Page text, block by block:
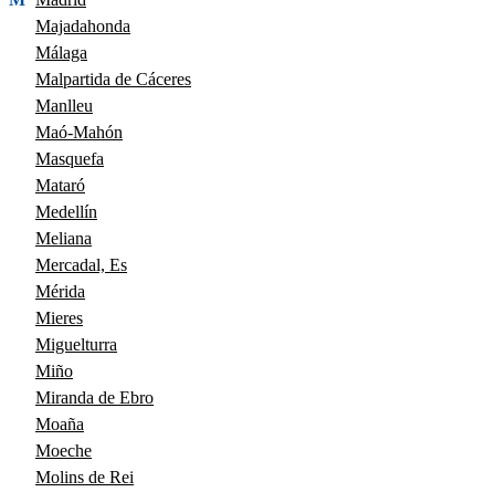
Majadahonda
Málaga
Malpartida de Cáceres
Manlleu
Maó-Mahón
Masquefa
Mataró
Medellín
Meliana
Mercadal, Es
Mérida
Mieres
Miguelturra
Miño
Miranda de Ebro
Moaña
Moeche
Molins de Rei